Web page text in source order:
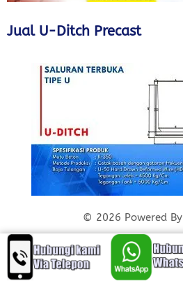
Jual U-Ditch Precast
© 2026 Powered By